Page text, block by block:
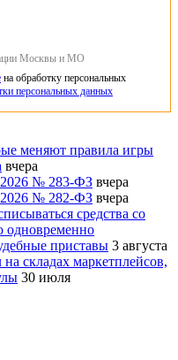
Москвы и МО
на обработку персональных
персональных данных
меняют правила игры
вчера
№ 283-ФЗ вчера
№ 282-ФЗ вчера
средства со
одновременно
приставы 3 августа
на складах маркетплейсов,
30 июля